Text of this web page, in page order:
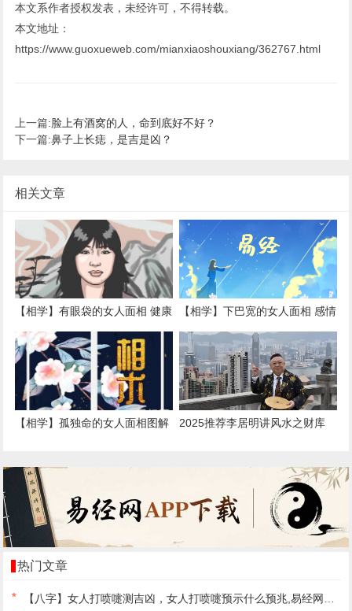
本文系作者授权发表，未经许可，不得转载。
本文地址：
https://www.guoxueweb.com/mianxiaoshouxiang/362767.html
上一篇:脸上有酒窝的人，命到底好不好？
下一篇:鼻子上长痣，是吉是凶？
相关文章
【相学】有眼袋的女人面相 健康
要注意,易经网推荐面相手相
2025
【相学】下巴宽的女人面相 感情
心思细腻,易经网推荐面相手相
2025
【相学】孤独命的女人面相图解
2025
2025推荐李居明讲风水之财库
热门文章
* 【八字】女人打喷嚏测吉凶，女人打喷嚏预示什么预兆,易经网推荐最新八字